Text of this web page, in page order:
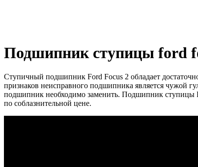
Подшипник ступицы ford
Ступичный подшипник Ford Focus 2 обладает
признаков неисправного подшипника является чужой
подшипник необходимо заменить. Подшипник ступицы
по соблазнительной цене.